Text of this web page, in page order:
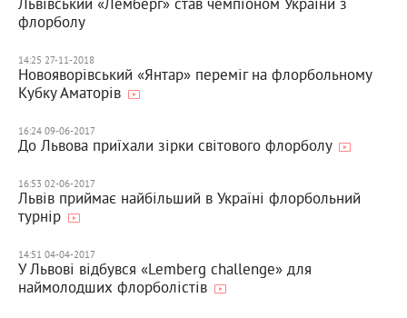
флорболу
14:25 27-11-2018
Новояворівський «Янтар» переміг на флорбольному
Кубку Аматорів
16:24 09-06-2017
До Львова приїхали зірки світового флорболу
16:53 02-06-2017
Львів приймає найбільший в Україні флорбольний
турнір
14:51 04-04-2017
У Львові відбувся «Lemberg challenge» для
наймолодших флорболістів